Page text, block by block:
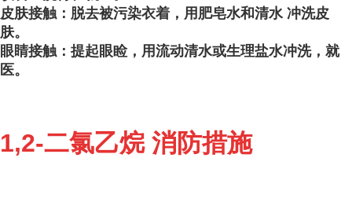
皮肤接触：脱去被污染衣着，用肥皂水和清水 冲洗皮
肤。
眼睛接触：提起眼睑，用流动清水或生理盐水冲洗，就
医。
1,2-二氯乙烷 消防措施